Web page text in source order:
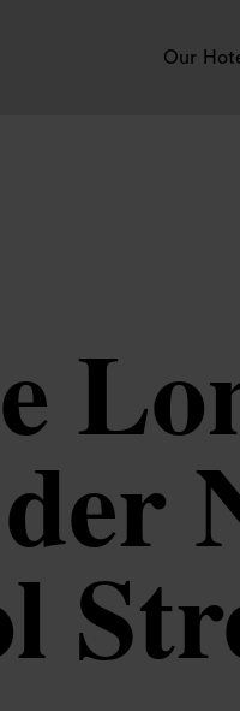
Our